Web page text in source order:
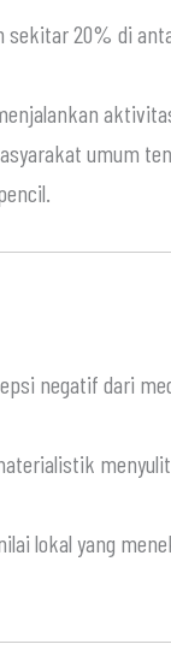
sekitar 20% di
umum
negatif dari
lokal yang